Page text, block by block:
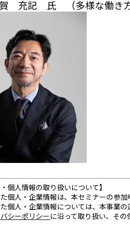
賀 充記 氏 （多様な働き
個人情報の取り扱いについて】
個人・企業情報は、本セミナーの参加
個人・企業情報については、本事業の
シーポリシーに沿って取り扱い、その